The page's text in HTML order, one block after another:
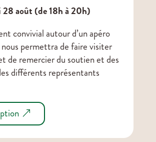
28 août (de 18h à 20h)
convivial autour d’un apéro
permettra de faire visiter
de remercier du soutien et des
différents représentants